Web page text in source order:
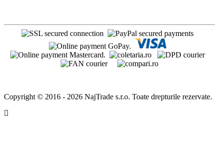
Copyright © 2016 - 2026 NajTrade s.r.o. Toate drepturile rezervate.